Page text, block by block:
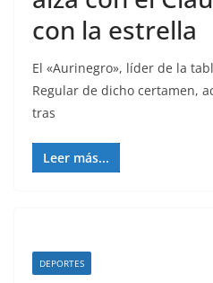
con la estrella
El «Aurinegro», líder de la
Regular de dicho certamen,
tras
Leer más...
DEPORTES